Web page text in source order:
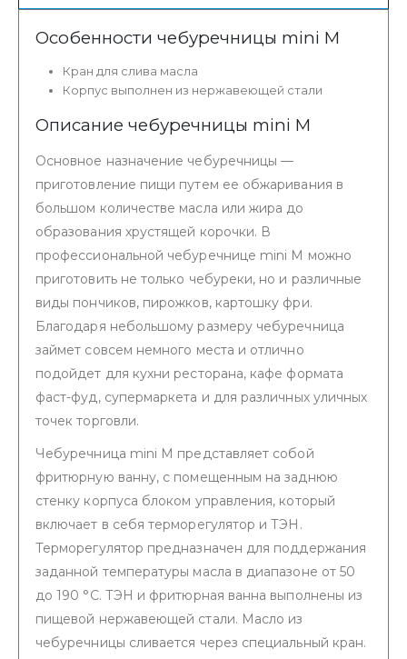
Особенности чебуречницы mini М
Кран для слива масла
Корпус выполнен из нержавеющей стали
Описание чебуречницы mini М
Основное назначение чебуречницы —
приготовление пищи путем ее обжаривания в
большом количестве масла или жира до
образования хрустящей корочки. В
профессиональной чебуречнице mini М можно
приготовить не только чебуреки, но и различные
виды пончиков, пирожков, картошку фри.
Благодаря небольшому размеру чебуречница
займет совсем немного места и отлично
подойдет для кухни ресторана, кафе формата
фаст-фуд, супермаркета и для различных уличных
точек торговли.
Чебуречница mini М представляет собой
фритюрную ванну, с помещенным на заднюю
стенку корпуса блоком управления, который
включает в себя терморегулятор и ТЭН.
Терморегулятор предназначен для поддержания
заданной температуры масла в диапазоне от 50
до 190 °C. ТЭН и фритюрная ванна выполнены из
пищевой нержавеющей стали. Масло из
чебуречницы сливается через специальный кран.